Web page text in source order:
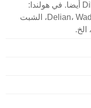
1422: ديلا، Dilleke أيضا. في هولندا:
Delian، Waddinxveen 1269، الشبت